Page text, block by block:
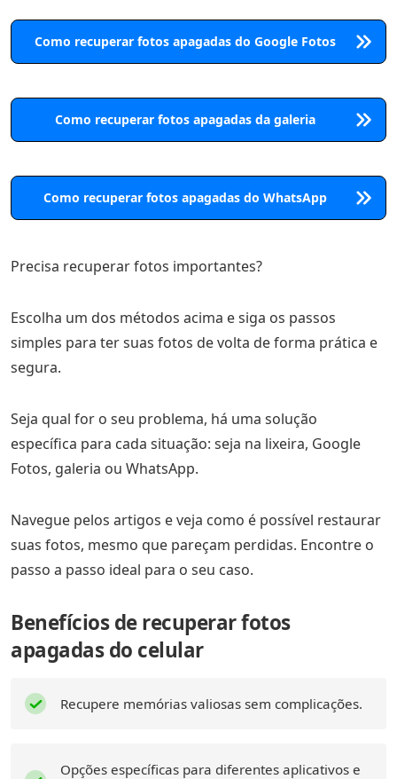
Como recuperar fotos apagadas do Google Fotos
Como recuperar fotos apagadas da galeria
Como recuperar fotos apagadas do WhatsApp
Precisa recuperar fotos importantes?
Escolha um dos métodos acima e siga os passos
simples para ter suas fotos de volta de forma prática e
segura.
Seja qual for o seu problema, há uma solução
específica para cada situação: seja na lixeira, Google
Fotos, galeria ou WhatsApp.
Navegue pelos artigos e veja como é possível restaurar
suas fotos, mesmo que pareçam perdidas. Encontre o
passo a passo ideal para o seu caso.
Benefícios de recuperar fotos
apagadas do celular
Recupere memórias valiosas sem complicações.
Opções específicas para diferentes aplicativos e